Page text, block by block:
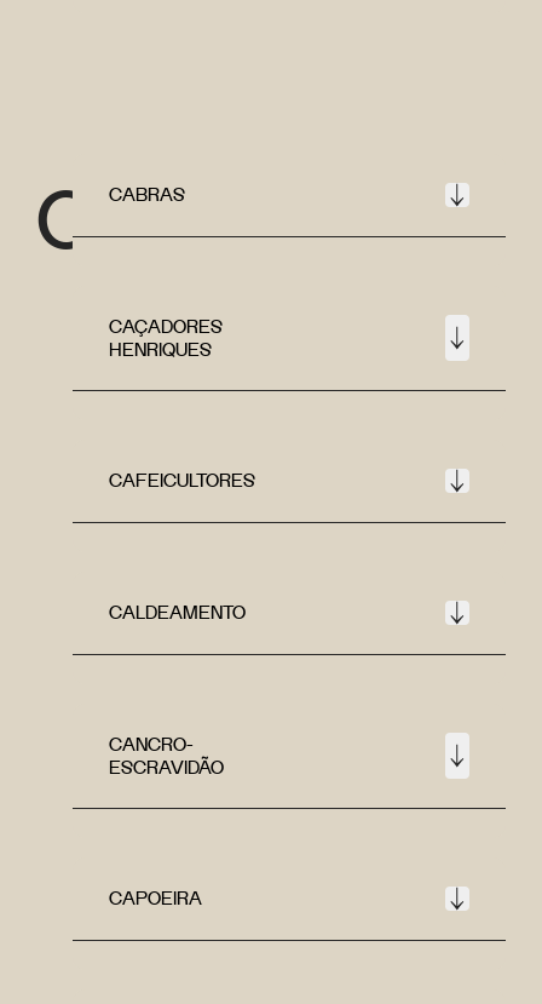
C CABRAS
CAÇADORES
HENRIQUES
CAFEICULTORES
CALDEAMENTO
CANCRO-
ESCRAVIDÃO
CAPOEIRA